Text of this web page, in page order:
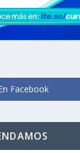
Facebook